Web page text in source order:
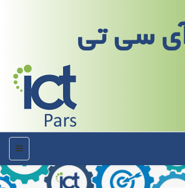
سی تی
منو